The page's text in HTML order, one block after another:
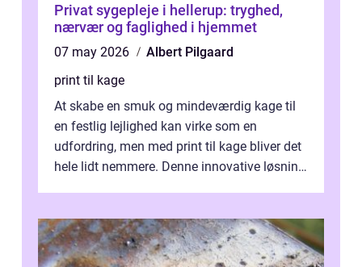
Privat sygepleje i hellerup: tryghed,
nærvær og faglighed i hjemmet
07 may 2026
Albert Pilgaard
print til kage
At skabe en smuk og mindeværdig kage til
en festlig lejlighed kan virke som en
udfordring, men med print til kage bliver det
hele lidt nemmere. Denne innovative løsning